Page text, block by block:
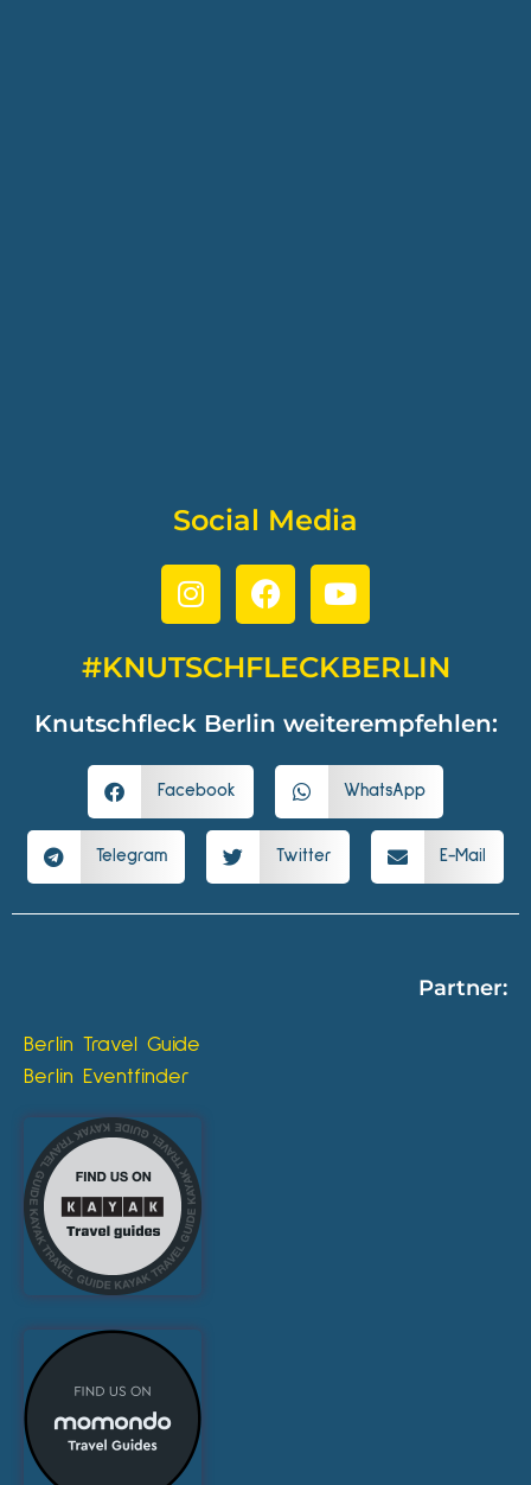
Social Media
#KNUTSCHFLECKBERLIN
Knutschfleck Berlin weiterempfehlen:
Facebook WhatsApp
Telegram Twitter E-Mail
Partner:
Berlin Travel Guide
Berlin Eventfinder